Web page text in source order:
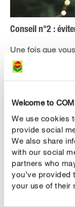
Welcome to
We use cookies
provide social
We also share
with our social
partners who
you’ve provided
your use of their
Conseil n°2 :
Une fois que
l’avez ramené à
retirer
d’installer le
journée au
un couloir froid.
variations de
moins
Conseil n°3 :